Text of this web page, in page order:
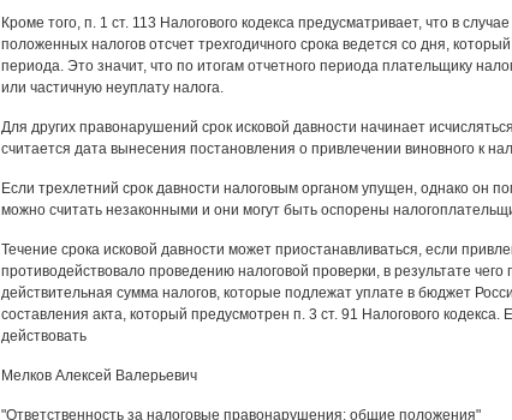
Кроме того, п. 1 ст. 113 Налогового кодекса предусматривает, что в
положенных налогов отсчет трехгодичного срока ведется со дня,
периода. Это значит, что по итогам отчетного периода плательщику
или частичную неуплату налога.
Для других правонарушений срок исковой давности начинает
считается дата вынесения постановления о привлечении виновного к
Если трехлетний срок давности налоговым органом упущен, однако он
можно считать незаконными и они могут быть оспорены
Течение срока исковой давности может приостанавливаться, если
противодействовало проведению налоговой проверки, в результате
действительная сумма налогов, которые подлежат уплате в бюджет
составления акта, который предусмотрен п. 3 ст. 91 Налогового
действовать
Мелков Алексей Валерьевич
"Ответственность за налоговые правонарушения: общие положения"